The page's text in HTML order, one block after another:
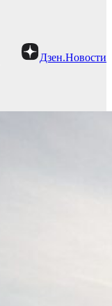
Дзен.Новости